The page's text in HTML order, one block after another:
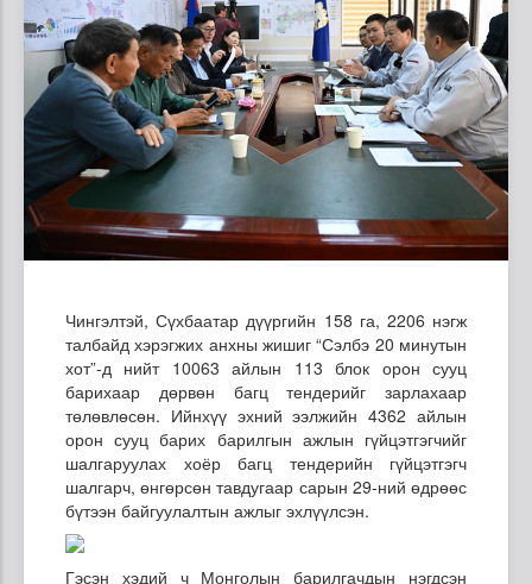
Чингэлтэй, Сүхбаатар дүүргийн 158 га, 2206 нэгж
талбайд хэрэгжих анхны жишиг “Сэлбэ 20 минутын
хот”-д нийт 10063 айлын 113 блок орон сууц
барихаар дөрвөн багц тендерийг зарлахаар
төлөвлөсөн. Ийнхүү эхний ээлжийн 4362 айлын
орон сууц барих барилгын ажлын гүйцэтгэгчийг
шалгаруулах хоёр багц тендерийн гүйцэтгэгч
шалгарч, өнгөрсөн тавдугаар сарын 29-ний өдрөөс
бүтээн байгуулалтын ажлыг эхлүүлсэн.
Гэсэн хэдий ч Монголын барилгачдын нэгдсэн